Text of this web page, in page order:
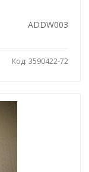
ADDW003
Код: 3590422-72